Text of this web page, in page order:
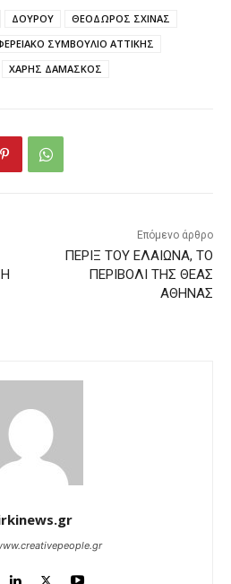
ΔΟΥΡΟΥ
ΘΕΟΔΩΡΟΣ ΣΧΙΝΑΣ
ΣΥΜΒΟΥΛΙΟ ΑΤΤΙΚΗΣ
ΧΑΡΗΣ ΔΑΜΑΣΚΟΣ
Επόμενο άρθρο
ΠΕΡΙΞ ΤΟΥ ΕΛΑΙΩΝΑ, ΤΟ
ΠΕΡΙΒΟΛΙ ΤΗΣ ΘΕΑΣ
ΑΘΗΝΑΣ